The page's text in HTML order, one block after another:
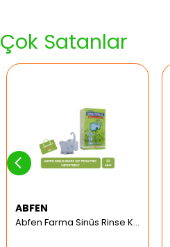
Çok Satanlar
ABFEN
Abfen Farma Sinüs Rinse Kit Pediatrik Hipertonic